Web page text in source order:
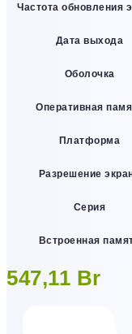
Частота обновления
Дата выхода
Оболочка
Оперативная
Платформа
Разрешение
Серия
Встроенная
547,11 Br